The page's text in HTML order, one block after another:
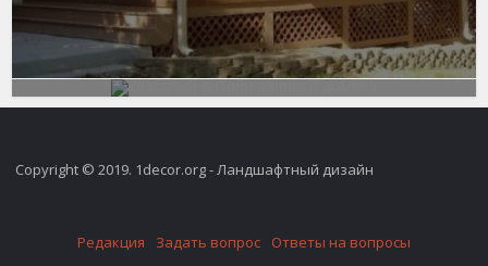
Copyright © 2019. 1decor.org - Ландшафтный дизайн
Редакция Задать вопрос Ответы на вопросы